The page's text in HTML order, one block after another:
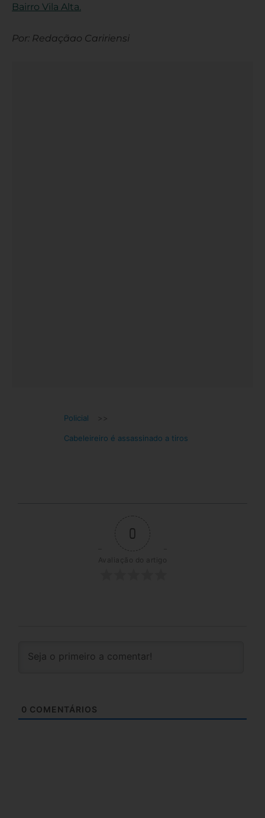
Bairro Vila Alta.
Por: Redaçãao Caririensi
Policial >>
Cabeleireiro é assassinado a tiros
0
Avaliação do artigo
0 COMENTÁRIOS